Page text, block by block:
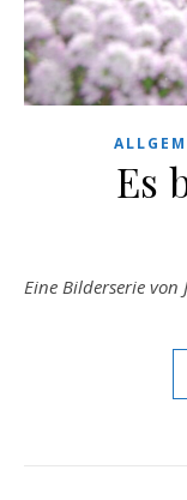
Es
Eine Bilderserie